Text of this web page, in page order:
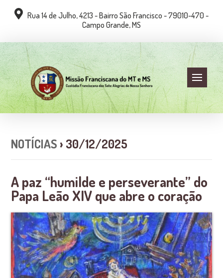
Rua 14 de Julho, 4213 - Bairro São Francisco - 79010-470 -
Campo Grande, MS
NOTÍCIAS › 30/12/2025
A paz “humilde e perseverante” do
Papa Leão XIV que abre o coração